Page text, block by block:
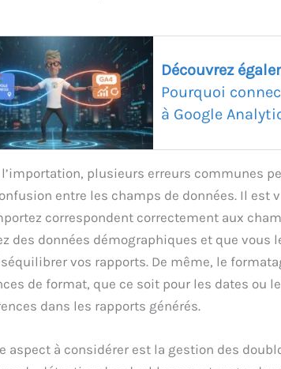
Découvrez
Pourquoi
à Google
l’importation, plusieurs erreurs communes
entre les champs de données. Il est
correspondent correctement aux
des données démographiques et que vous
vos rapports. De même, le
de format, que ce soit pour les dates ou
dans les rapports générés.
aspect à considérer est la gestion des